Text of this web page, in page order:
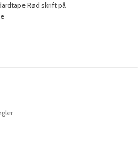
Rød skrift på